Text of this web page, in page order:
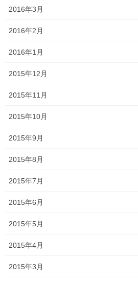
2016年3月
2016年2月
2016年1月
2015年12月
2015年11月
2015年10月
2015年9月
2015年8月
2015年7月
2015年6月
2015年5月
2015年4月
2015年3月